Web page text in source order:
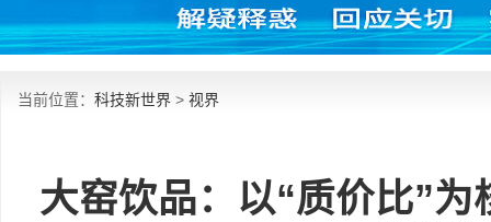
当前位置： 科技新世界 > 视界
大窑饮品：以“质价比”